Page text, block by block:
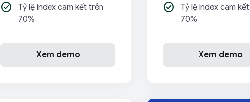
check_circle
Tỷ lệ index cam kết trên
70%
Xem demo
check_circle
Tỷ lệ index cam
70%
Xem demo